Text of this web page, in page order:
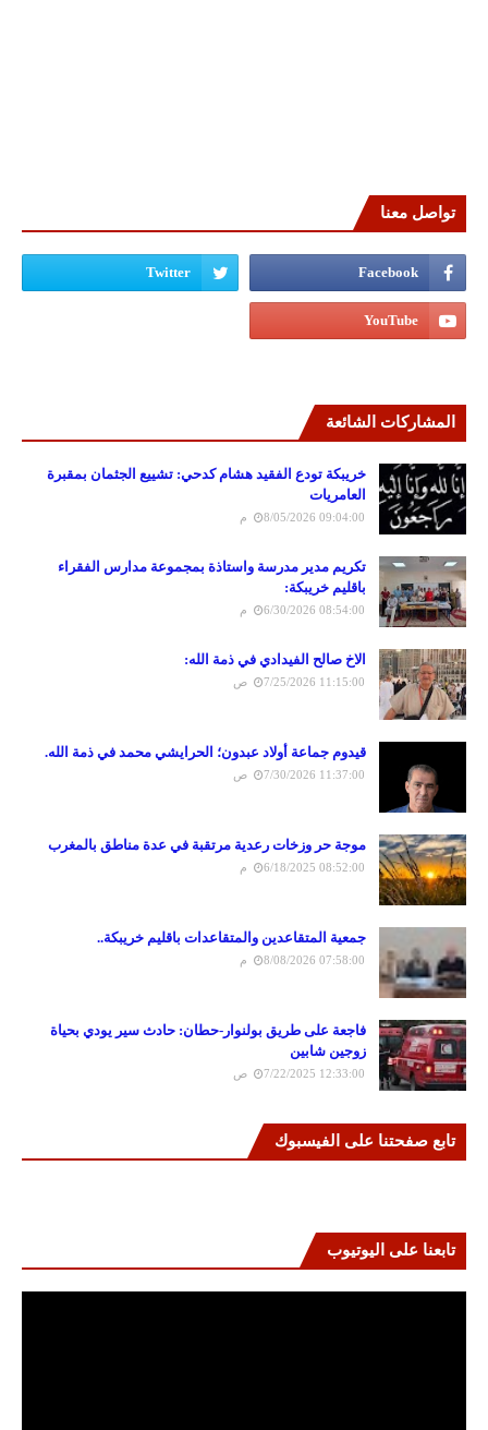
تواصل معنا
المشاركات الشائعة
خريبكة تودع الفقيد هشام كدحي: تشييع الجثمان بمقبرة
العامريات
8/05/2026 09:04:00 م
تكريم مدير مدرسة واستاذة بمجموعة مدارس الفقراء
باقليم خريبكة:
6/30/2026 08:54:00 م
الاخ صالح الفيدادي في ذمة الله:
7/25/2026 11:15:00 ص
قيدوم جماعة أولاد عبدون؛ الحرايشي محمد في ذمة الله.
7/30/2026 11:37:00 ص
موجة حر وزخات رعدية مرتقبة في عدة مناطق بالمغرب
6/18/2025 08:52:00 م
جمعية المتقاعدين والمتقاعدات باقليم خريبكة..
8/08/2026 07:58:00 م
فاجعة على طريق بولنوار-حطان: حادث سير يودي بحياة
زوجين شابين
7/22/2025 12:33:00 ص
تابع صفحتنا على الفيسبوك
تابعنا على اليوتيوب